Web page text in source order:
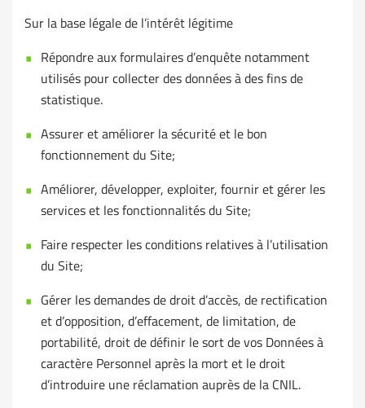
Sur la base légale de l’intérêt légitime
Répondre aux formulaires d’enquête notamment
utilisés pour collecter des données à des fins de
statistique.
Assurer et améliorer la sécurité et le bon
fonctionnement du Site;
Améliorer, développer, exploiter, fournir et gérer les
services et les fonctionnalités du Site;
Faire respecter les conditions relatives à l’utilisation
du Site;
Gérer les demandes de droit d’accès, de rectification
et d’opposition, d’effacement, de limitation, de
portabilité, droit de définir le sort de vos Données à
caractère Personnel après la mort et le droit
d’introduire une réclamation auprès de la CNIL.